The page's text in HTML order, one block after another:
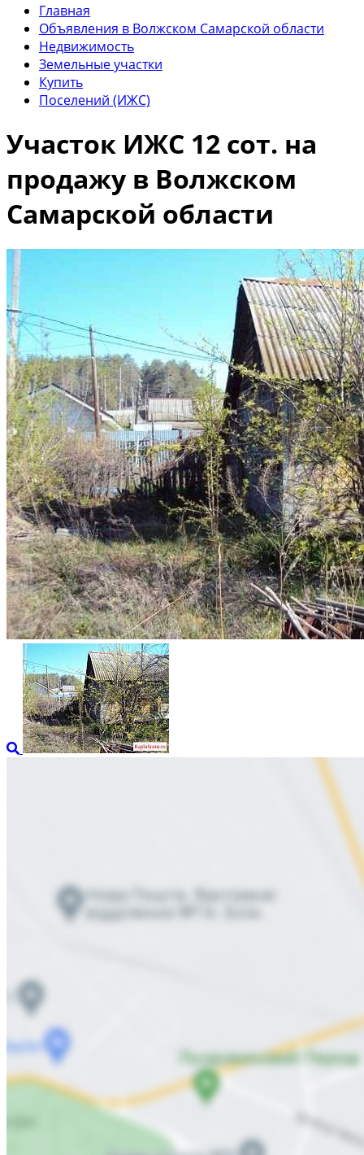
Главная
Объявления в Волжском Самарской области
Недвижимость
Земельные участки
Купить
Поселений (ИЖС)
Участок ИЖС 12 сот. на
продажу в Волжском
Самарской области